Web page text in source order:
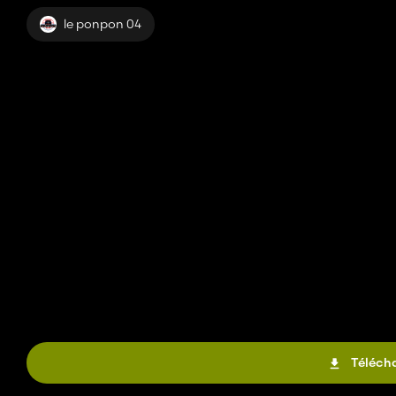
le ponpon 04